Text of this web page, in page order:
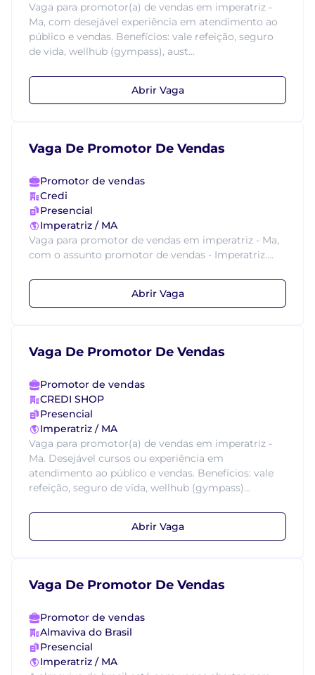
Vaga para promotor(a) de vendas em imperatriz -
Ma, com desejável experiência em atendimento ao
público e vendas. Benefícios: vale refeição, seguro
de vida, wellhub (gympass), aust...
Abrir Vaga
Vaga De Promotor De Vendas
Promotor de vendas
Credi
Presencial
Imperatriz / MA
Vaga para promotor de vendas em imperatriz - Ma,
com o assunto promotor de vendas - Imperatriz....
Abrir Vaga
Vaga De Promotor De Vendas
Promotor de vendas
CREDI SHOP
Presencial
Imperatriz / MA
Vaga para promotor(a) de vendas em imperatriz -
Ma. Desejável cursos ou experiência em
atendimento ao público e vendas. Benefícios: vale
refeição, seguro de vida, wellhub (gympass)...
Abrir Vaga
Vaga De Promotor De Vendas
Promotor de vendas
Almaviva do Brasil
Presencial
Imperatriz / MA